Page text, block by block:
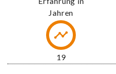
Jahren
23